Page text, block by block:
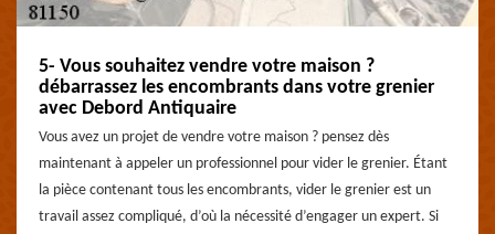
5- Vous souhaitez vendre votre maison ?
débarrassez les encombrants dans votre grenier
avec Debord Antiquaire
Vous avez un projet de vendre votre maison ? pensez dès
maintenant à appeler un professionnel pour vider le grenier. Étant
la pièce contenant tous les encombrants, vider le grenier est un
travail assez compliqué, d’où la nécessité d’engager un expert. Si